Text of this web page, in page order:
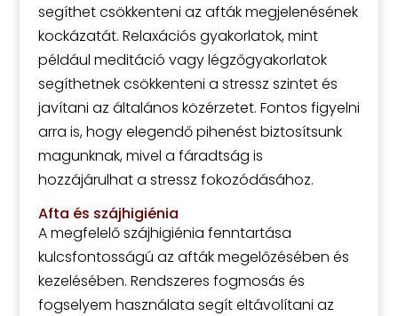
segíthet csökkenteni az afták megjelenésének
kockázatát. Relaxációs gyakorlatok, mint
például meditáció vagy légzőgyakorlatok
segíthetnek csökkenteni a stressz szintet és
javítani az általános közérzetet. Fontos figyelni
arra is, hogy elegendő pihenést biztosítsunk
magunknak, mivel a fáradtság is
hozzájárulhat a stressz fokozódásához.
Afta és szájhigiénia
A megfelelő szájhigiénia fenntartása
kulcsfontosságú az afták megelőzésében és
kezelésében. Rendszeres fogmosás és
fogselyem használata segít eltávolítani az